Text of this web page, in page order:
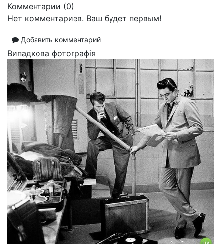
Комментарии (0)
Нет комментариев. Ваш будет первым!
Добавить комментарий
Випадкова фотографія